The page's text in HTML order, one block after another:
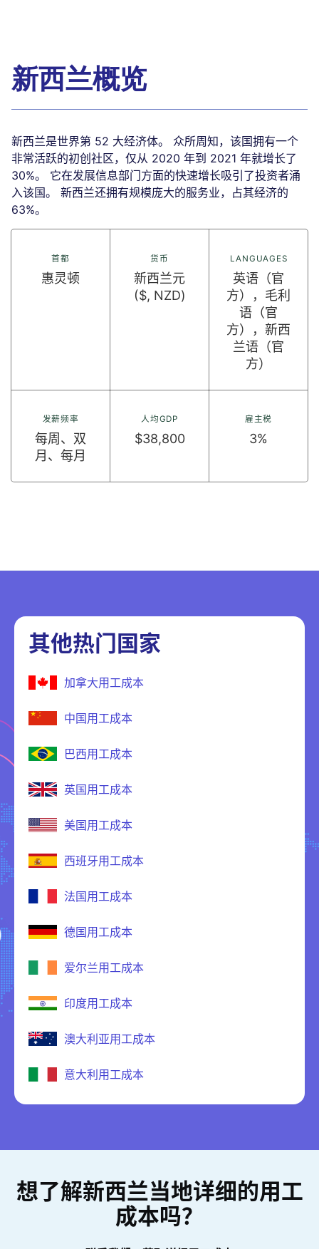
新西兰概览
新西兰是世界第 52 大经济体。 众所周知，该国拥有一个
非常活跃的初创社区，仅从 2020 年到 2021 年就增长了
30%。 它在发展信息部门方面的快速增长吸引了投资者涌
入该国。 新西兰还拥有规模庞大的服务业，占其经济的
63%。
首都
惠灵顿
货币
新西兰元
($, NZD)
LANGUAGES
英语（官
方），毛利
语（官
方），新西
兰语（官
方）
发薪频率
每周、双
月、每月
人均GDP
$38,800
雇主税
3%
其他热门国家
加拿大用工成本
中国用工成本
巴西用工成本
英国用工成本
美国用工成本
西班牙用工成本
法国用工成本
德国用工成本
爱尔兰用工成本
印度用工成本
澳大利亚用工成本
意大利用工成本
想了解新西兰当地详细的用工
成本吗？